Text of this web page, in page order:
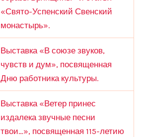
«Свято-Успенский Свенский
монастырь».
Выставка «В союзе звуков,
чувств и дум», посвященная
Дню работника культуры.
Выставка «Ветер принес
издалека звучные песни
твои…», посвященная 115-летию